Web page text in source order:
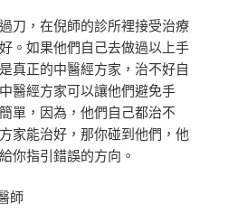
刀，在倪師的診所裡接受治療
。如果他們自己去做過以上手
真正的中醫經方家，治不好自
醫經方家可以讓他們避免手
單，因為，他們自己都治不
家能治好，那你碰到他們，他
你指引錯誤的方向。
師